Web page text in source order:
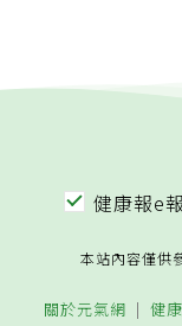
健康報e報
本站內容僅供
關於元氣網 健